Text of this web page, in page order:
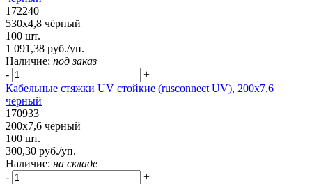
172240
530х4,8 чёрный
100 шт.
1 091,38 руб./уп.
Наличие: под заказ
-
+
Кабельные стяжки UV стойкие (rusconnect UV), 200х7,6
чёрный
170933
200х7,6 чёрный
100 шт.
300,30 руб./уп.
Наличие: на складе
-
+